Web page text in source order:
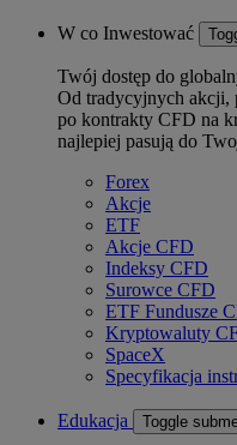
W co Inwestować
Twój dostęp do
Od tradycyjnych akcji,
po kontrakty CFD na
najlepiej pasują do
Forex
Akcje
ETF
Akcje CFD
Indeksy CFD
Surowce CFD
ETF Fundusze
Kryptowaluty
SpaceX
Specyfikacja
Edukacja Toggle